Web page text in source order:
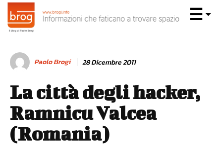
Paolo Brogi 28 Dicembre 2011
La città degli hacker,
Ramnicu Valcea
(Romania)